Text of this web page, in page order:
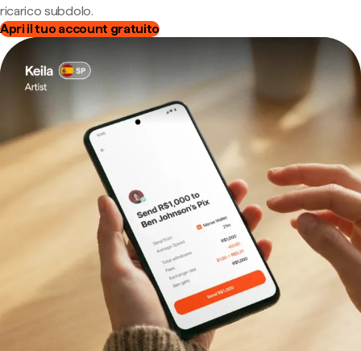
ricarico subdolo.
Apri il tuo account gratuito